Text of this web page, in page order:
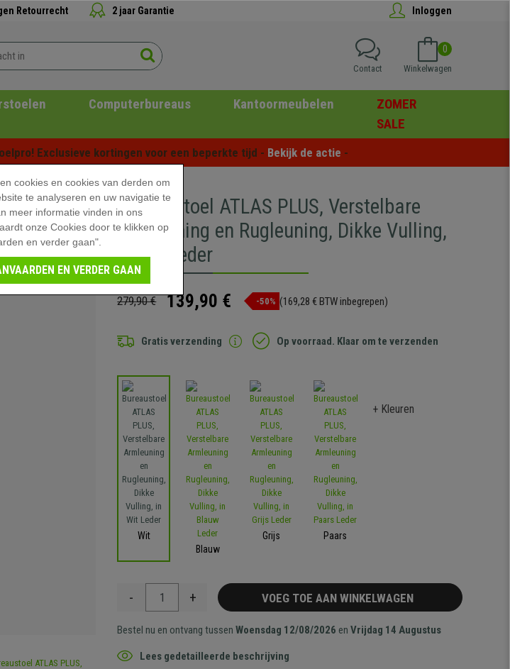
Retourrecht 2 jaar Garantie Inloggen
0
Winkelwagen
Contact
Computerbureaus Kantoormeubelen
ZOMER
SALE
Exclusieve kortingen voor een beperkte tijd - Bekijk de actie -
Bureaustoel ATLAS PLUS, Verstelbare
Armleuning en Rugleuning, Dikke Vulling,
in Wit Leder
279,90 € 139,90 € -50% (169,28 € BTW inbegrepen)
Gratis verzending Op voorraad. Klaar om te verzenden
Wit
Blauw
Grijs Paars
+ Kleuren
- + VOEG TOE AAN WINKELWAGEN
Bestel nu en ontvang tussenWoensdag 12/08/2026 enVrijdag 14 Augustus
Lees gedetailleerde beschrijving
cookies en cookies van derden om
te analyseren en uw navigatie te
meer informatie vinden in ons
onze Cookies door te klikken op
en verder gaan".
EN VERDER GAAN